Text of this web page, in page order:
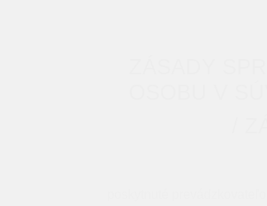
ZÁSADY
OSOBU V
poskytnuté